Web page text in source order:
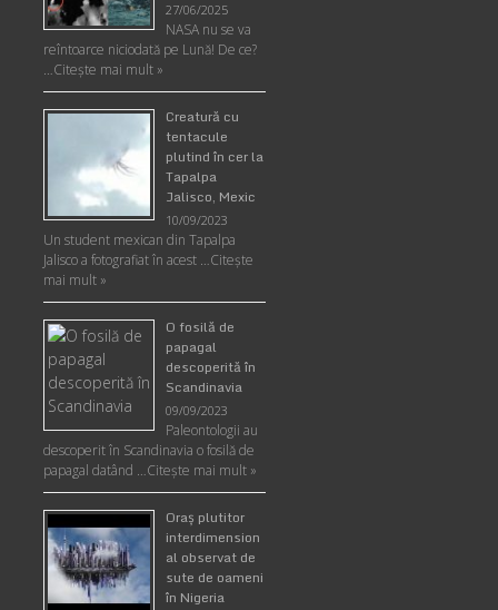
27/06/2025
NASA nu se va
reîntoarce niciodată pe Lună! De ce?
…Citește mai mult »
Creatură cu
tentacule
plutind în cer la
Tapalpa
Jalisco, Mexic
10/09/2023
Un student mexican din Tapalpa
Jalisco a fotografiat în acest …Citește
mai mult »
O fosilă de
papagal
descoperită în
Scandinavia
09/09/2023
Paleontologii au
descoperit în Scandinavia o fosilă de
papagal datând …Citește mai mult »
Oraş plutitor
interdimension
al observat de
sute de oameni
în Nigeria